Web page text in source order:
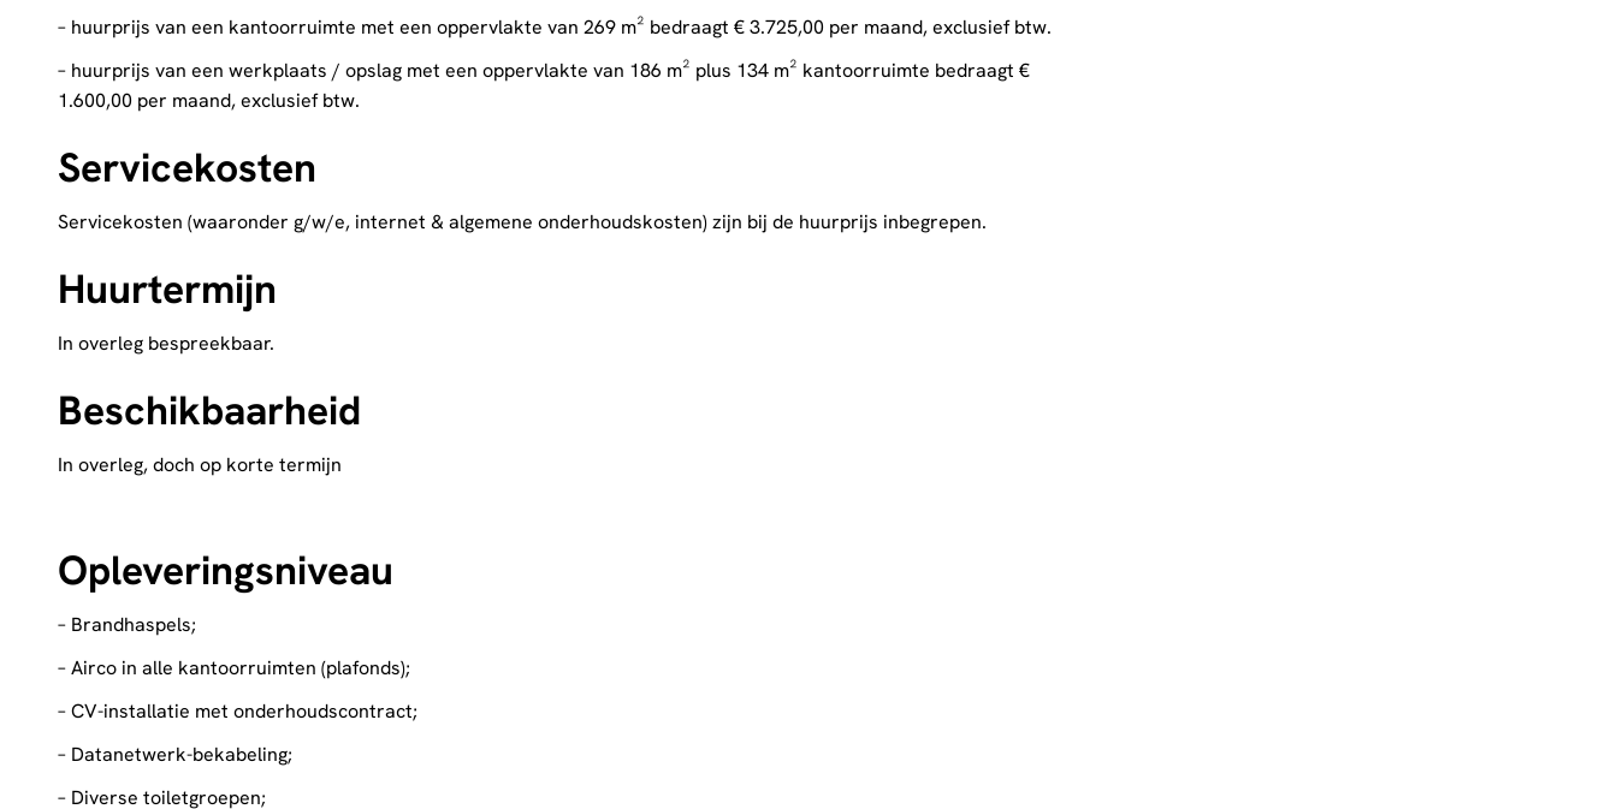
– huurprijs van een kantoorruimte met een oppervlakte van 269 m² bedraagt € 3.725,00 per maand, exclusief btw.
– huurprijs van een werkplaats / opslag met een oppervlakte van 186 m² plus 134 m² kantoorruimte bedraagt €
1.600,00 per maand, exclusief btw.
Servicekosten
Servicekosten (waaronder g/w/e, internet & algemene onderhoudskosten) zijn bij de huurprijs inbegrepen.
Huurtermijn
In overleg bespreekbaar.
Beschikbaarheid
In overleg, doch op korte termijn
Opleveringsniveau
– Brandhaspels;
– Airco in alle kantoorruimten (plafonds);
– CV-installatie met onderhoudscontract;
– Datanetwerk-bekabeling;
– Diverse toiletgroepen;